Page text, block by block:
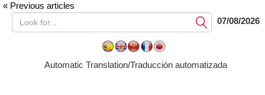
« Previous articles
Submit07/08/2026
Automatic Translation/Traducción automatizada